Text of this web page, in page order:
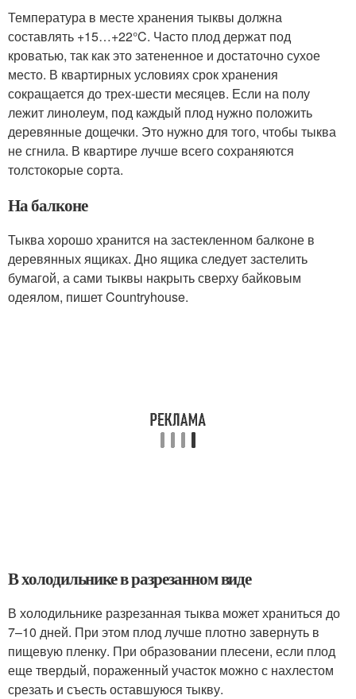
Температура в месте хранения тыквы должна
составлять +15…+22°C. Часто плод держат под
кроватью, так как это затененное и достаточно сухое
место. В квартирных условиях срок хранения
сокращается до трех-шести месяцев. Если на полу
лежит линолеум, под каждый плод нужно положить
деревянные дощечки. Это нужно для того, чтобы тыква
не сгнила. В квартире лучше всего сохраняются
толстокорые сорта.
На балконе
Тыква хорошо хранится на застекленном балконе в
деревянных ящиках. Дно ящика следует застелить
бумагой, а сами тыквы накрыть сверху байковым
одеялом, пишет Countryhouse.
В холодильнике в разрезанном виде
В холодильнике разрезанная тыква может храниться до
7–10 дней. При этом плод лучше плотно завернуть в
пищевую пленку. При образовании плесени, если плод
еще твердый, пораженный участок можно с нахлестом
срезать и съесть оставшуюся тыкву.